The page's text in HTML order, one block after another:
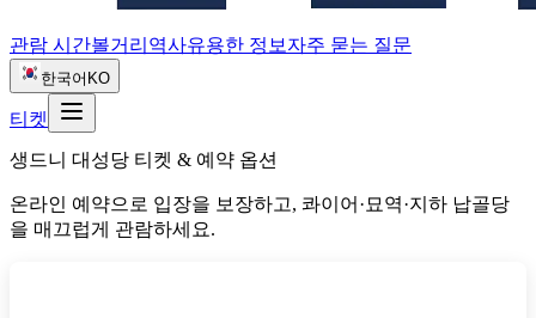
관람 시간볼거리 역사유용한 정보 자주 묻는 질문
한국어 KO
티켓
생드니 대성당 티켓 & 예약 옵션
온라인 예약으로 입장을 보장하고, 콰이어·묘역·지하 납골당
을 매끄럽게 관람하세요.